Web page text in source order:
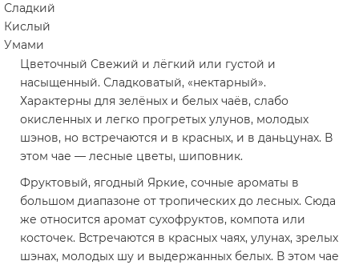
Сладкий
Кислый
Умами
Цветочный Свежий и лёгкий или густой и
насыщенный. Сладковатый, «нектарный».
Характерны для зелёных и белых чаёв, слабо
окисленных и легко прогретых улунов, молодых
шэнов, но встречаются и в красных, и в даньцунах. В
этом чае — лесные цветы, шиповник.
Фруктовый, ягодный Яркие, сочные ароматы в
большом диапазоне от тропических до лесных. Сюда
же относится аромат сухофруктов, компота или
косточек. Встречаются в красных чаях, улунах, зрелых
шэнах, молодых шу и выдержанных белых. В этом чае